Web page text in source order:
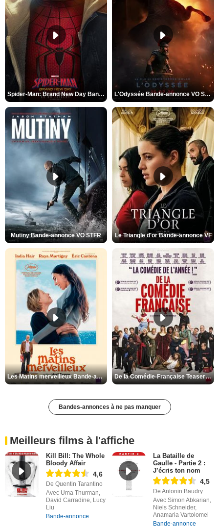
Spider-Man: Brand New Day Bande-annonce VO STFR L'Odyssée Bande-annonce VO STFR
Mutiny Bande-annonce VO STFR Le Triangle d'or Bande-annonce VF
Les Matins merveilleux Bande-annonce VF De la Comédie-Française Teaser VF
Bandes-annonces à ne pas manquer
Meilleurs films à l'affiche
Kill Bill: The Whole
Bloody Affair
4,6
De Quentin Tarantino
Avec Uma Thurman,
David Carradine, Lucy
Liu
Bande-annonce
La Bataille de
Gaulle - Partie 2 :
J’écris ton nom
4,5
De Antonin Baudry
Avec Simon Abkarian,
Niels Schneider,
Anamaria Vartolomei
Bande-annonce